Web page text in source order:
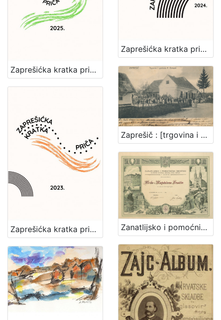
Zaprešićka kratka priča 2025. : nagrađene i pohvaljene priče
Zaprešićka kratka priča 2024. : nagrađene i pohvaljene priče
Zaprešićka kratka priča 2023. : nagrađene i pohvaljene priče
Zaprešič : [trgovina i gostiona F. Ermann]
Zanatlijsko i pomoćničko društvo za podporu bolestnika, nemoćnika, udova i siročadi : [povelja]